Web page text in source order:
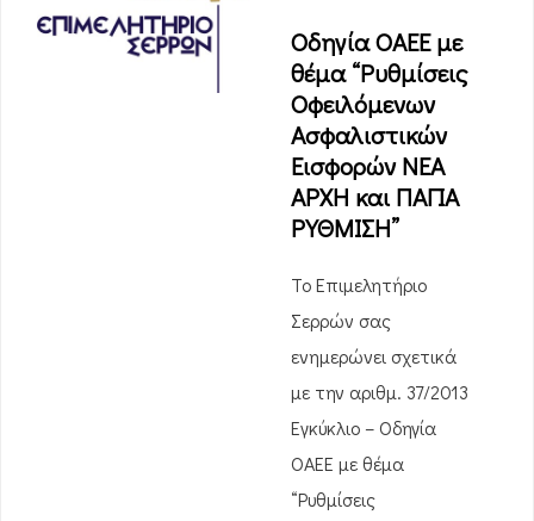
Οδηγία ΟΑΕΕ με
θέμα “Ρυθμίσεις
Οφειλόμενων
Ασφαλιστικών
Εισφορών ΝΕΑ
ΑΡΧΗ και ΠΑΓΙΑ
ΡΥΘΜΙΣΗ”
Το Επιμελητήριο
Σερρών σας
ενημερώνει σχετικά
με την αριθμ. 37/2013
Εγκύκλιο – Οδηγία
ΟΑΕΕ με θέμα
“Ρυθμίσεις